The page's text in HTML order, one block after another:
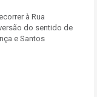
à Rua
do sentido de
e Santos